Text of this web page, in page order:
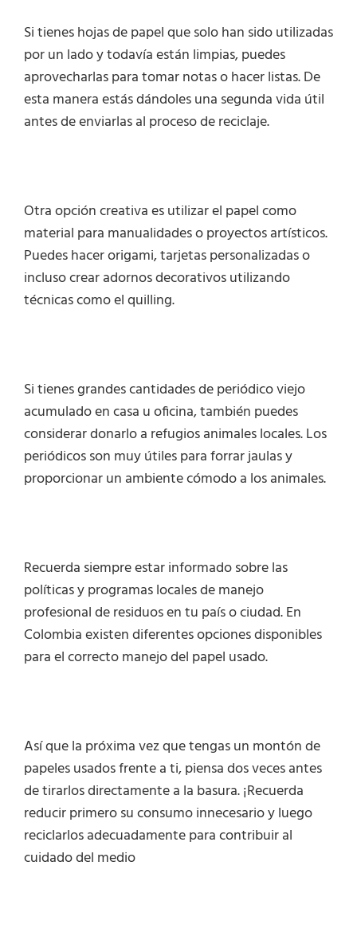
Si tienes hojas de papel que solo han sido utilizadas
por un lado y todavía están limpias, puedes
aprovecharlas para tomar notas o hacer listas. De
esta manera estás dándoles una segunda vida útil
antes de enviarlas al proceso de reciclaje.
Otra opción creativa es utilizar el papel como
material para manualidades o proyectos artísticos.
Puedes hacer origami, tarjetas personalizadas o
incluso crear adornos decorativos utilizando
técnicas como el quilling.
Si tienes grandes cantidades de periódico viejo
acumulado en casa u oficina, también puedes
considerar donarlo a refugios animales locales. Los
periódicos son muy útiles para forrar jaulas y
proporcionar un ambiente cómodo a los animales.
Recuerda siempre estar informado sobre las
políticas y programas locales de manejo
profesional de residuos en tu país o ciudad. En
Colombia existen diferentes opciones disponibles
para el correcto manejo del papel usado.
Así que la próxima vez que tengas un montón de
papeles usados frente a ti, piensa dos veces antes
de tirarlos directamente a la basura. ¡Recuerda
reducir primero su consumo innecesario y luego
reciclarlos adecuadamente para contribuir al
cuidado del medio